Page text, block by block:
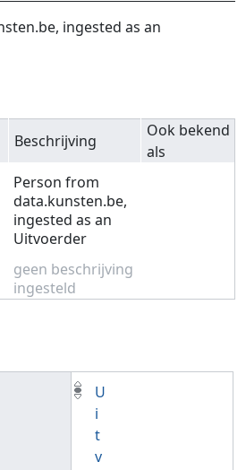
ingested as an
Beschrijving
Ook bekend
als
Person from
data.kunsten.be,
ingested as an
Uitvoerder
geen beschrijving
ingesteld
U
i
t
v